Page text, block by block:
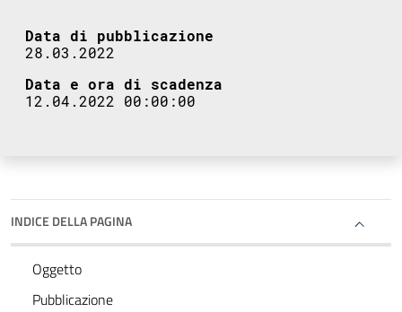
Data di pubblicazione
28.03.2022
Data e ora di scadenza
12.04.2022 00:00:00
INDICE DELLA PAGINA
Oggetto
Pubblicazione